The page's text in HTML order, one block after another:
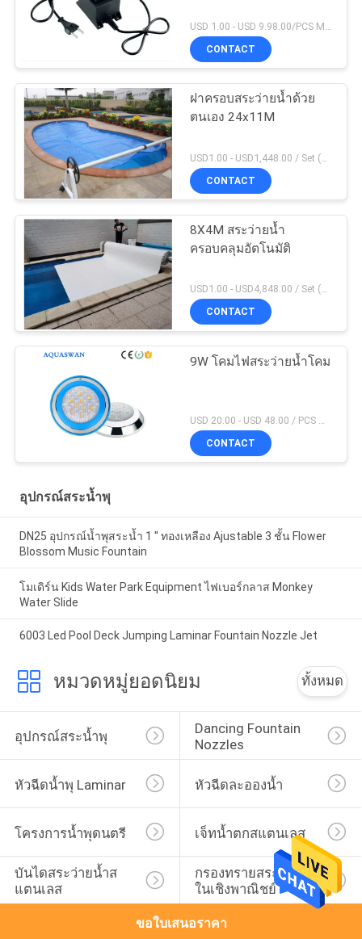
CONTACT
ฝาครอบสระว่ายน้ำด้วย
ตนเอง 24x11M
CONTACT
8X4M สระว่ายน้ำ
ครอบคลุมอัตโนมัติ
USD1.00 - USD4,848.00 / Set (Cover With Roller), Only Cover USD28.00 - USD40.00 / Square Meter MOQ:1 ชิ้น
CONTACT
9W โคมไฟสระว่ายน้ำโคม
USD 20.00 - USD 48.00 / PCS MOQ:1 ชิ้น
CONTACT
อุปกรณ์สระน้ำพุ
DN25 อุปกรณ์น้ำพุสระน้ำ 1 '' ทองเหลือง Ajustable 3 ชั้น Flower
Blossom Music Fountain
โมเดิร์น Kids Water Park Equipment ไฟเบอร์กลาส Monkey
Water Slide
6003 Led Pool Deck Jumping Laminar Fountain Nozzle Jet
หมวดหมู่ยอดนิยม ทั้งหมด
อุปกรณ์สระน้ำพุ
Dancing Fountain
Nozzles
หัวฉีดน้ำพุ Laminar หัวฉีดละอองน้ำ
โครงการน้ำพุดนตรี เจ็ทน้ำตกสแตนเลส
บันไดสระว่ายน้ำส
แตนเลส
กรองทรายสระว่ายน้ำ
ในเชิงพาณิชย์
ขอใบเสนอราคา